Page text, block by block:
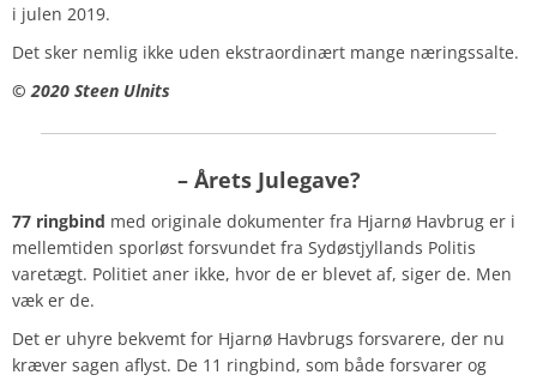
i julen 2019.
Det sker nemlig ikke uden ekstraordinært mange næringssalte.
© 2020 Steen Ulnits
– Årets Julegave?
77 ringbind med originale dokumenter fra Hjarnø Havbrug er i
mellemtiden sporløst forsvundet fra Sydøstjyllands Politis
varetægt. Politiet aner ikke, hvor de er blevet af, siger de. Men
væk er de.
Det er uhyre bekvemt for Hjarnø Havbrugs forsvarere, der nu
kræver sagen aflyst. De 11 ringbind, som både forsvarer og